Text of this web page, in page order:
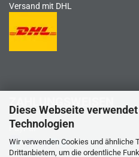
Diese Webseite
Technologien
Wir verwenden Cookies und ähnliche
Drittanbietern, um die ordentliche
Versand mit DHL
ZAHLUNGSWEISEN
PayPal